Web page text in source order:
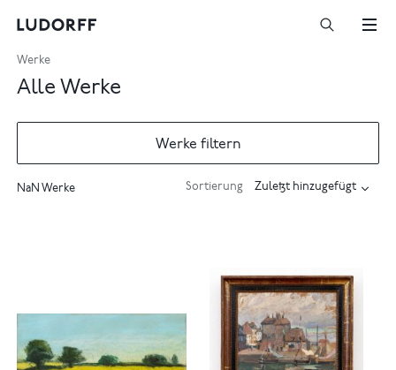
Werke
Alle Werke
Werke filtern
NaN Werke Sortierung